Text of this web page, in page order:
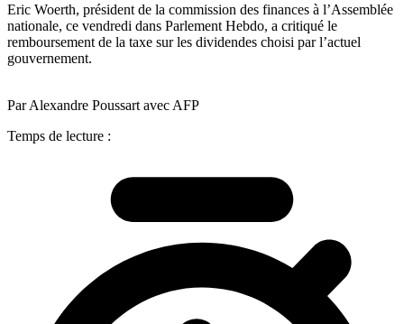
Eric Woerth, président de la commission des finances à l’Assemblée
nationale, ce vendredi dans Parlement Hebdo, a critiqué le
remboursement de la taxe sur les dividendes choisi par l’actuel
gouvernement.
Par Alexandre Poussart avec AFP
Temps de lecture :